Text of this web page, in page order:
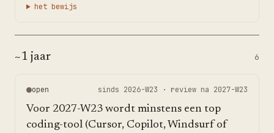
het bewijs
~1 jaar 6
open sinds 2026-W23 · review na 2027-W23
Voor 2027-W23 wordt minstens een top
coding-tool (Cursor, Copilot, Windsurf of